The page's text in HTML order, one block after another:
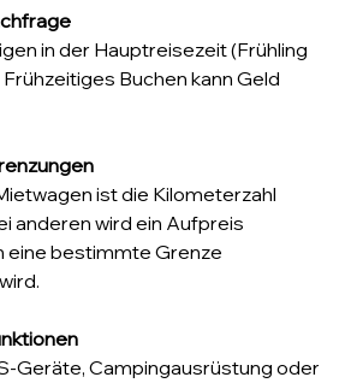
in der Hauptreisezeit (Frühling
Buchen kann Geld
ist die Kilometerzahl
anderen wird ein Aufpreis
eine bestimmte Grenze
Geräte, Campingausrüstung oder